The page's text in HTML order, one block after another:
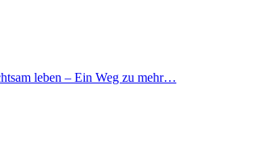
leben – Ein Weg zu mehr…